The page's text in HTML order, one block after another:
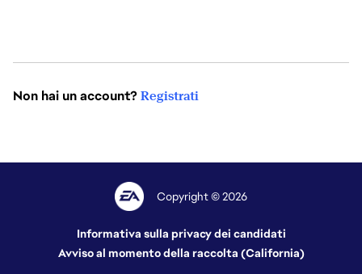
Non hai un account? Registrati
Copyright © 2026
Informativa sulla privacy dei candidati
Avviso al momento della raccolta (California)